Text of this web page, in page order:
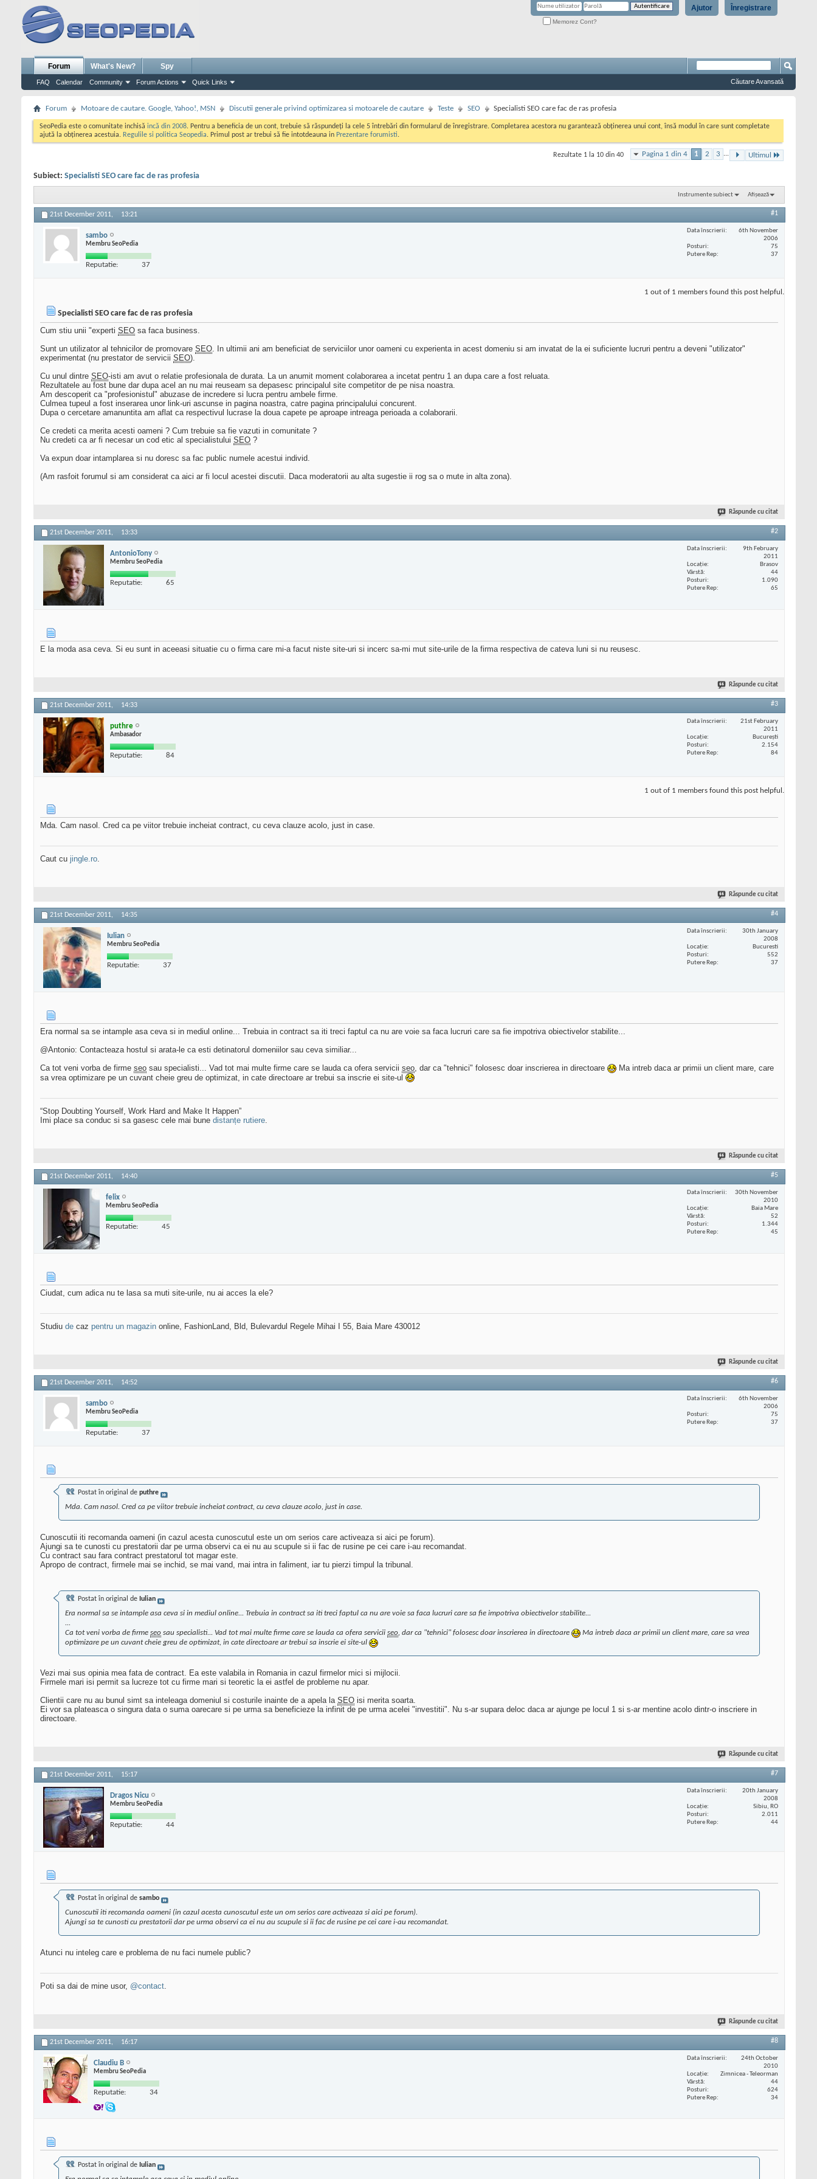
Înregistrare
Ajutor
Memorez Cont?
Forum
FAQ Calendar Community Forum Actions Quick Links
What's New? Spy
Căutare Avansată
Forum Motoare de cautare. Google, Yahoo!, MSN Discutii generale privind optimizarea si motoarele de cautare Teste SEO Specialisti SEO care fac de ras profesia
SeoPedia este o comunitate inchisă incă din 2008. Pentru a beneficia de un cont, trebuie să răspundeți la cele 5 întrebări din formularul de înregistrare. Completarea acestora nu garantează obținerea unui cont, însă modul în care sunt completate
ajută la obținerea acestuia. Regulile si politica Seopedia. Primul post ar trebui să fie intotdeauna in Prezentare forumisti.
Pagina 1 din 4 1 2 3 ... Ultimul
Rezultate 1 la 10 din 40
Subiect: Specialisti SEO care fac de ras profesia
Instrumente subiect Afișează
21st December 2011, 13:21 #1
sambo
Membru SeoPedia
Reputatie: 37
Data înscrierii
6th November
2006
Posturi
75
Putere Rep
37
1 out of 1 members found this post helpful.
Specialisti SEO care fac de ras profesia
Cum stiu unii "experti SEO sa faca business.
Sunt un utilizator al tehnicilor de promovare SEO. In ultimii ani am beneficiat de serviciilor unor oameni cu experienta in acest domeniu si am invatat de la ei suficiente lucruri pentru a deveni "utilizator"
experimentat (nu prestator de servicii SEO).
Cu unul dintre SEO-isti am avut o relatie profesionala de durata. La un anumit moment colaborarea a incetat pentru 1 an dupa care a fost reluata.
Rezultatele au fost bune dar dupa acel an nu mai reuseam sa depasesc principalul site competitor de pe nisa noastra.
Am descoperit ca "profesionistul" abuzase de incredere si lucra pentru ambele firme.
Culmea tupeul a fost inserarea unor link-uri ascunse in pagina noastra, catre pagina principalului concurent.
Dupa o cercetare amanuntita am aflat ca respectivul lucrase la doua capete pe aproape intreaga perioada a colaborarii.
Ce credeti ca merita acesti oameni ? Cum trebuie sa fie vazuti in comunitate ?
Nu credeti ca ar fi necesar un cod etic al specialistului SEO ?
Va expun doar intamplarea si nu doresc sa fac public numele acestui individ.
(Am rasfoit forumul si am considerat ca aici ar fi locul acestei discutii. Daca moderatorii au alta sugestie ii rog sa o mute in alta zona).
Răspunde cu citat
21st December 2011, 13:33 #2
AntonioTony
Membru SeoPedia
Reputatie: 65
Data înscrierii
9th February
2011
Locaţie
Brasov
Vârstă
44
Posturi
1.090
Putere Rep
65
E la moda asa ceva. Si eu sunt in aceeasi situatie cu o firma care mi-a facut niste site-uri si incerc sa-mi mut site-urile de la firma respectiva de cateva luni si nu reusesc.
Răspunde cu citat
21st December 2011, 14:33 #3
puthre
Ambasador
Reputatie: 84
Data înscrierii
21st February
2011
Locaţie
București
Posturi
2.154
Putere Rep
84
1 out of 1 members found this post helpful.
Mda. Cam nasol. Cred ca pe viitor trebuie incheiat contract, cu ceva clauze acolo, just in case.
Caut cu jingle.ro.
Răspunde cu citat
21st December 2011, 14:35 #4
Iulian
Membru SeoPedia
Reputatie: 37
Data înscrierii
30th January
2008
Locaţie
Bucuresti
Posturi
552
Putere Rep
37
Era normal sa se intample asa ceva si in mediul online... Trebuia in contract sa iti treci faptul ca nu are voie sa faca lucruri care sa fie impotriva obiectivelor stabilite...
@Antonio: Contacteaza hostul si arata-le ca esti detinatorul domeniilor sau ceva similiar...
Ca tot veni vorba de firme seo sau specialisti... Vad tot mai multe firme care se lauda ca ofera servicii seo, dar ca "tehnici" folosesc doar inscrierea in directoare
Ma intreb daca ar primii un client mare, care
sa vrea optimizare pe un cuvant cheie greu de optimizat, in cate directoare ar trebui sa inscrie ei site-ul
“Stop Doubting Yourself, Work Hard and Make It Happen”
Imi place sa conduc si sa gasesc cele mai bune distanțe rutiere.
Răspunde cu citat
21st December 2011, 14:40 #5
felix
Membru SeoPedia
Reputatie: 45
Data înscrierii
30th November
2010
Locaţie
Baia Mare
Vârstă
52
Posturi
1.344
Putere Rep
45
Ciudat, cum adica nu te lasa sa muti site-urile, nu ai acces la ele?
Studiu de caz pentru un magazin online, FashionLand, Bld, Bulevardul Regele Mihai I 55, Baia Mare 430012
Răspunde cu citat
21st December 2011, 14:52 #6
sambo
Membru SeoPedia
Reputatie: 37
Data înscrierii
6th November
2006
Posturi
75
Putere Rep
37
Postat în original de puthre
Mda. Cam nasol. Cred ca pe viitor trebuie incheiat contract, cu ceva clauze acolo, just in case.
Cunoscutii iti recomanda oameni (in cazul acesta cunoscutul este un om serios care activeaza si aici pe forum).
Ajungi sa te cunosti cu prestatorii dar pe urma observi ca ei nu au scupule si ii fac de rusine pe cei care i-au recomandat.
Cu contract sau fara contract prestatorul tot magar este.
Apropo de contract, firmele mai se inchid, se mai vand, mai intra in faliment, iar tu pierzi timpul la tribunal.
Postat în original de Iulian
Era normal sa se intample asa ceva si in mediul online... Trebuia in contract sa iti treci faptul ca nu are voie sa faca lucruri care sa fie impotriva obiectivelor stabilite...
...
Ca tot veni vorba de firme seo sau specialisti... Vad tot mai multe firme care se lauda ca ofera servicii seo, dar ca "tehnici" folosesc doar inscrierea in directoare
Ma intreb daca ar primii un client mare, care sa vrea
optimizare pe un cuvant cheie greu de optimizat, in cate directoare ar trebui sa inscrie ei site-ul
Vezi mai sus opinia mea fata de contract. Ea este valabila in Romania in cazul firmelor mici si mijlocii.
Firmele mari isi permit sa lucreze tot cu firme mari si teoretic la ei astfel de probleme nu apar.
Clientii care nu au bunul simt sa inteleaga domeniul si costurile inainte de a apela la SEO isi merita soarta.
Ei vor sa plateasca o singura data o suma oarecare si pe urma sa beneficieze la infinit de pe urma acelei "investitii". Nu s-ar supara deloc daca ar ajunge pe locul 1 si s-ar mentine acolo dintr-o inscriere in
directoare.
Răspunde cu citat
21st December 2011, 15:17 #7
Dragos Nicu
Membru SeoPedia
Reputatie: 44
Data înscrierii
20th January
2008
Locaţie
Sibiu, RO
Posturi
2.011
Putere Rep
44
Postat în original de sambo
Cunoscutii iti recomanda oameni (in cazul acesta cunoscutul este un om serios care activeaza si aici pe forum).
Ajungi sa te cunosti cu prestatorii dar pe urma observi ca ei nu au scupule si ii fac de rusine pe cei care i-au recomandat.
Atunci nu inteleg care e problema de nu faci numele public?
Poti sa dai de mine usor, @contact.
Răspunde cu citat
21st December 2011, 16:17 #8
Claudiu B
Membru SeoPedia
Reputatie: 34
Data înscrierii
24th October
2010
Locaţie
Zimnicea - Teleorman
Vârstă
44
Posturi
624
Putere Rep
34
Postat în original de Iulian